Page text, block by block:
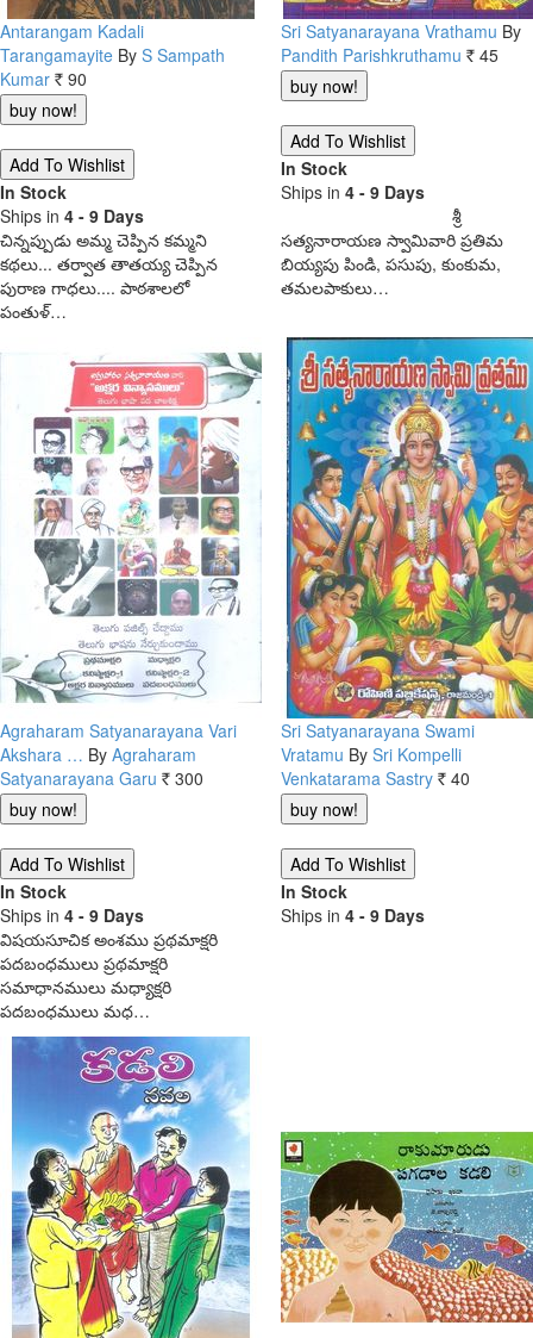
Antarangam Kadali
Tarangamayite By S Sampath
Kumar Rs. 90
In Stock
Ships in 4 - 9 Days
చిన్నప్పుడు అమ్మ చెప్పిన కమ్మని
కథలు... తర్వాత తాతయ్య చెప్పిన
పురాణ గాధలు.... పాఠశాలలో
పంతుళ్…
Sri Satyanarayana Vrathamu By
Pandith Parishkruthamu
Rs. 45
In Stock
Ships in 4 - 9 Days
శ్రీ
సత్యనారాయణ స్వామివారి ప్రతిమ
బియ్యపు పిండి, పసుపు, కుంకుమ,
తమలపాకులు…
Agraharam Satyanarayana Vari
Akshara … By Agraharam
Satyanarayana Garu
Rs. 300
In Stock
Ships in 4 - 9 Days
విషయసూచిక అంశము ప్రథమాక్షరి
పదబంధములు ప్రథమాక్షరి
సమాధానములు మధ్యాక్షరి
పదబంధములు మధ…
Sri Satyanarayana Swami
Vratamu By Sri Kompelli
Venkatarama Sastry Rs. 40
In Stock
Ships in 4 - 9 Days